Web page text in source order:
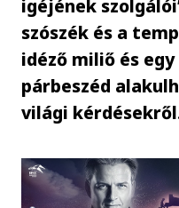
igéjének
szószék és a
idéző miliő és
párbeszéd
világi